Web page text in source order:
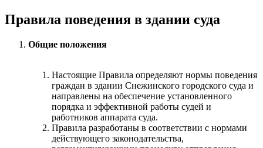
Правила поведения в здании суда
Общие положения
Настоящие Правила определяют нормы поведения
граждан в здании Снежинского городского суда и
направлены на обеспечение установленного
порядка и эффективной работы судей и
работников аппарата суда.
Правила разработаны в соответствии с нормами
действующего законодательства,